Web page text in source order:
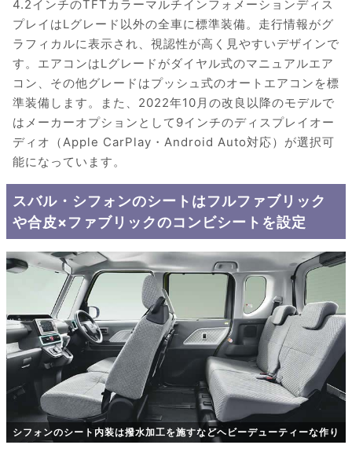
4.2インチのTFTカラーマルチインフォメーションディス
プレイはLグレード以外の全車に標準装備。走行情報がグ
ラフィカルに表示され、視認性が高く見やすいデザインで
す。エアコンはLグレードがダイヤル式のマニュアルエア
コン、その他グレードはプッシュ式のオートエアコンを標
準装備します。また、2022年10月の改良以降のモデルで
はメーカーオプションとして9インチのディスプレイオー
ディオ（Apple CarPlay・Android Auto対応）が選択可
能になっています。
スバル・シフォンのシートはフルファブリック
や合皮×ファブリックのコンビシートを設定
シフォンのシート内装は撥水加工を施すなどヘビーデューティーな作り